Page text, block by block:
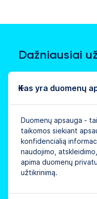
Dažniausiai
Kas yra duomenų
Duomenų apsauga -
taikomos siekiant
konfidencialią
naudojimo,
apima duomenų
užtikrinimą.